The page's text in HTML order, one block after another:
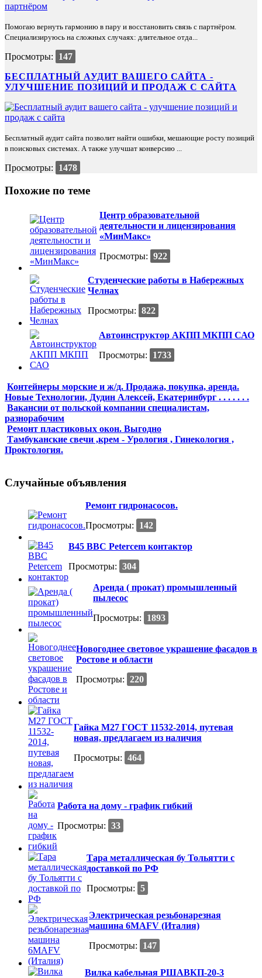
Помогаю вернуть гармонию в пару и восстановить связь с партнёром.
Специализируюсь на сложных случаях: длительное отда...
Просмотры:
147
БЕСПЛАТНЫЙ АУДИТ ВАШЕГО САЙТА -
УЛУЧШЕНИЕ ПОЗИЦИЙ И ПРОДАЖ С САЙТА
Бесплатный аудит сайта позволит найти ошибки, мешающие росту позиций
в поисковых системах. А также улучшат конверсию ...
Просмотры: 1478
Похожие по теме
Центр образовательной
деятельности и лицензирования
«МинМакс»
Просмотры: 922
Студенческие работы в Набережных
Челнах
Просмотры: 822
Автоинструктор АКПП МКПП САО
Просмотры:
1733
Контейнеры морские и ж/д. Продажа, покупка, аренда.
Новые Технологии, Дудин Алексей, Екатеринбург . . . . . . .
Вакансии от польской компании специалистам,
разнорабочим
Ремонт пластиковых окон. Выгодно
Тамбуканские свечи ,крем - Урология , Гинекология ,
Проктология.
Случайные объявления
Ремонт гидронасосов.
Просмотры:
142
B45 BBC Petercem контактор
Просмотры: 304
Аренда ( прокат) промышленный
пылесос
Просмотры:
1893
Новогоднее световое украшение фасадов в
Ростове и области
Просмотры: 220
Гайка М27 ГОСТ 11532-2014, путевая
новая, предлагаем из наличия
Просмотры: 464
Работа на дому - график гибкий
Просмотры: 33
Тара металлическая бу Тольятти с
доставкой по РФ
Просмотры: 5
Электрическая резьбонарезная
машина 6MAFV (Италия)
Просмотры:
147
Вилка кабельная РШАВКП-20-3